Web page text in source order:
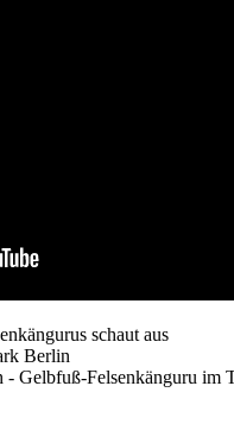
Gelbfuß-Felsenkänguru im